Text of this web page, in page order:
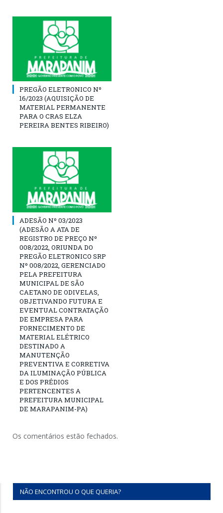
PREGÃO ELETRONICO Nº
16/2023 (AQUISIÇÃO DE
MATERIAL PERMANENTE
PARA O CRAS ELZA
PEREIRA BENTES RIBEIRO)
ADESÃO Nº 03/2023
(ADESÃO A ATA DE
REGISTRO DE PREÇO Nº
008/2022, ORIUNDA DO
PREGÃO ELETRONICO SRP
Nº 008/2022, GERENCIADO
PELA PREFEITURA
MUNICIPAL DE SÃO
CAETANO DE ODIVELAS,
OBJETIVANDO FUTURA E
EVENTUAL CONTRATAÇÃO
DE EMPRESA PARA
FORNECIMENTO DE
MATERIAL ELÉTRICO
DESTINADO A
MANUTENÇÃO
PREVENTIVA E CORRETIVA
DA ILUMINAÇÃO PÚBLICA
E DOS PRÉDIOS
PERTENCENTES A
PREFEITURA MUNICIPAL
DE MARAPANIM-PA)
Os comentários estão fechados.
NÃO ENCONTROU O QUE QUERIA?